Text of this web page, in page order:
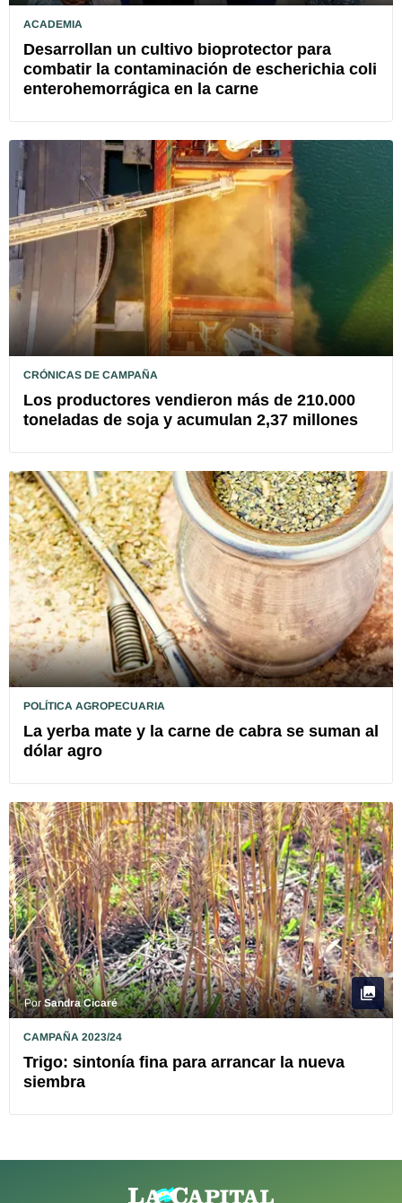
ACADEMIA
Desarrollan un cultivo bioprotector para
combatir la contaminación de escherichia coli
enterohemorrágica en la carne
CRÓNICAS DE CAMPAÑA
Los productores vendieron más de 210.000
toneladas de soja y acumulan 2,37 millones
POLÍTICA AGROPECUARIA
La yerba mate y la carne de cabra se suman al
dólar agro
PorSandra Cicaré
CAMPAÑA 2023/24
Trigo: sintonía fina para arrancar la nueva
siembra